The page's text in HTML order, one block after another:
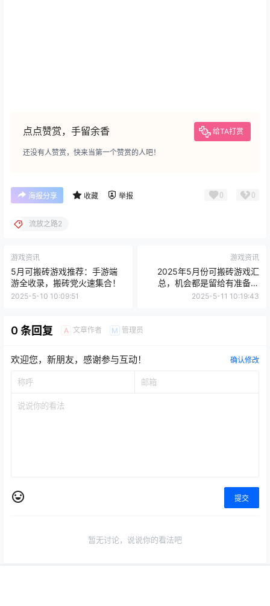
点点赞赏，手留余香 给TA打赏
还没有人赞赏，快来当第一个赞赏的人吧！
海报分享 收藏 举报 0 0
流放之路2
游戏资讯
5月可搬砖游戏推荐：手游端
游全收录，搬砖党火速集合！
2025-5-10 10:09:51
游戏资讯
2025年5月份可搬砖游戏汇
总，机会都是留给有准备得
人，搬砖游戏早知道早吃肉
2025-5-11 10:19:43
0 条回复 A 文章作者 M 管理员
欢迎您，新朋友，感谢参与互动！ 确认修改
提交
暂无讨论，说说你的看法吧